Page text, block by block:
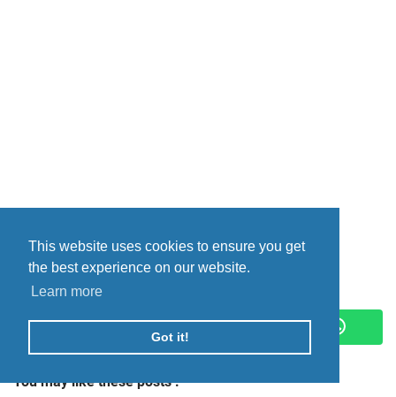
This website uses cookies to ensure you get
the best experience on our website.
Learn more
Got it!
Share :
You may like these posts :